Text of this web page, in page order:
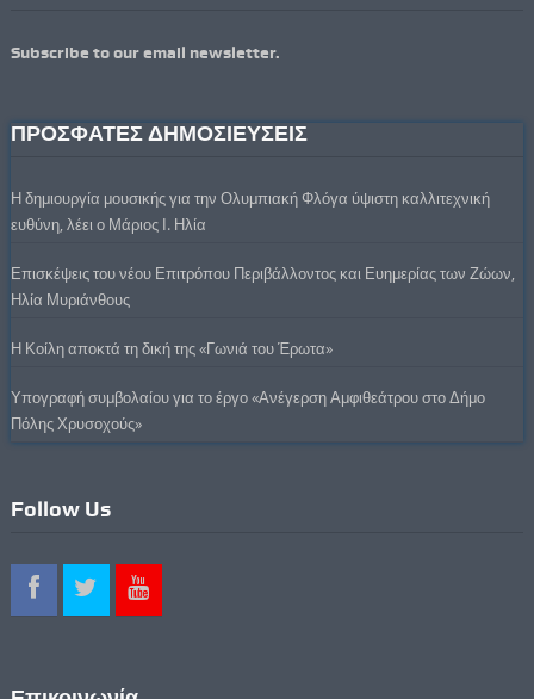
Subscribe to our email newsletter.
ΠΡΟΣΦΑΤΕΣ ΔΗΜΟΣΙΕΥΣΕΙΣ
Η δημιουργία μουσικής για την Ολυμπιακή Φλόγα ύψιστη καλλιτεχνική
ευθύνη, λέει ο Μάριος Ι. Ηλία
Επισκέψεις του νέου Επιτρόπου Περιβάλλοντος και Ευημερίας των Ζώων,
Ηλία Μυριάνθους
Η Κοίλη αποκτά τη δική της «Γωνιά του Έρωτα»
Υπογραφή συμβολαίου για το έργο «Ανέγερση Αμφιθεάτρου στο Δήμο
Πόλης Χρυσοχούς»
Follow Us